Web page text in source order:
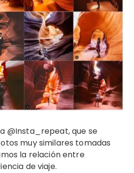
muy similares tomadas
la relación entre
de viaje.